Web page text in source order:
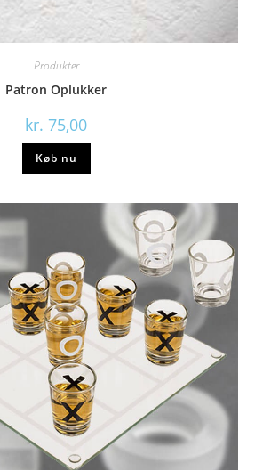
Produkter
Patron Oplukker
kr. 75,00
Køb nu